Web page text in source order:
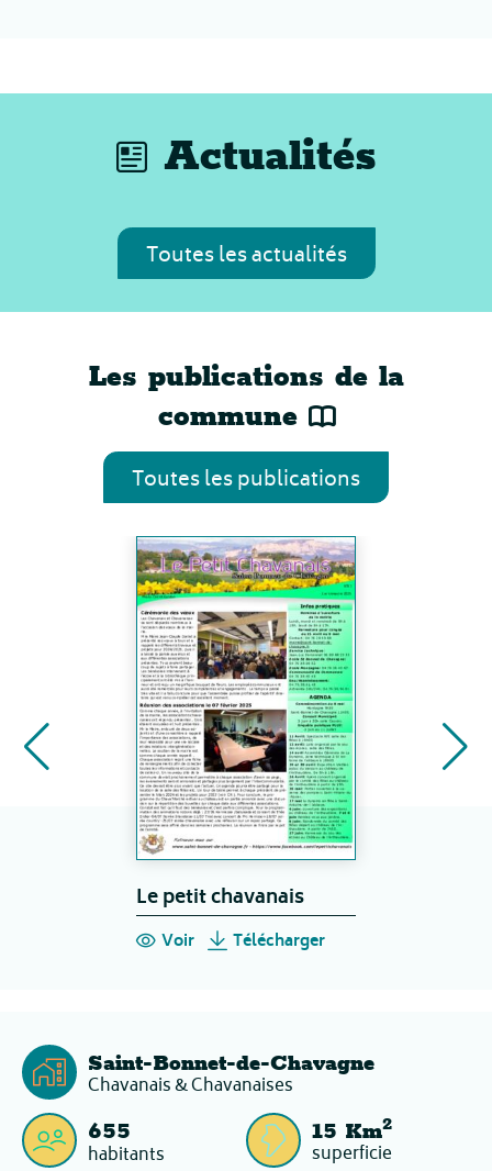
Actualités
Toutes les actualités
Les publications de la
commune
Toutes les publications
Le petit chavanais
Voir Télécharger
Saint-Bonnet-de-Chavagne
Chavanais & Chavanaises
655
habitants
15 Km2
superficie